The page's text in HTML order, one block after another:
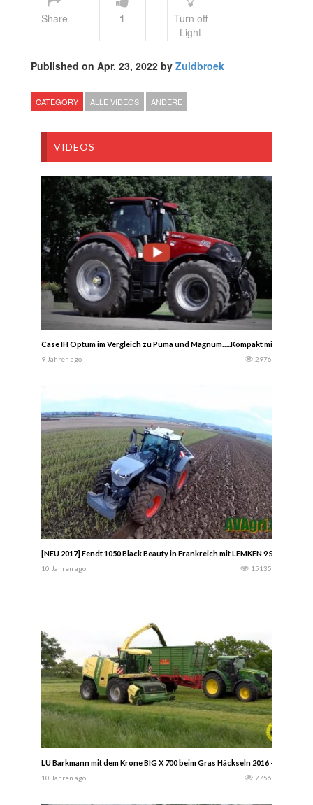
Share 1
Turn off
Light
Published on Apr. 23, 2022 by Zuidbroek
CATEGORY ALLE VIDEOS ANDERE
VIDEOS
Case IH Optum im Vergleich zu Puma und Magnum…..Kompakt mit Power:
9 Jahren ago 2976
[NEU 2017] Fendt 1050 Black Beauty in Frankreich mit LEMKEN 9 Schar
10 Jahren ago 15135
LU Barkmann mit dem Krone BIG X 700 beim Gras Häckseln 2016 — Agrar
10 Jahren ago 7756